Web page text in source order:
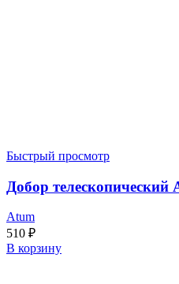
Быстрый просмотр
Добор
Atum
510 ₽
В корзину